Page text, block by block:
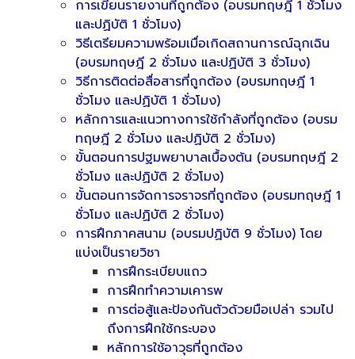
การเขียนรายงานที่ถูกต้อง (อบรมทฤษฎี 1 ชั่วโมง
และปฏิบัติ 1 ชั่วโมง)
วิธีเตรียมความพร้อมเมื่อเกิดสถานการณ์ฉุกเฉิน
(อบรมทฤษฎี 2 ชั่วโมง และปฏิบัติ 3 ชั่วโมง)
วิธีการติดต่อสื่อสารที่ถูกต้อง (อบรมทฤษฎี 1
ชั่วโมง และปฏิบัติ 1 ชั่วโมง)
หลักการและแนวทางการใช้กำลังที่ถูกต้อง (อบรม
ทฤษฎี 2 ชั่วโมง และปฏิบัติ 2 ชั่วโมง)
ขั้นตอนการปฐมพยาบาลเบื้องต้น (อบรมทฤษฎี 2
ชั่วโมง และปฏิบัติ 2 ชั่วโมง)
ขั้นตอนการจัดการจราจรที่ถูกต้อง (อบรมทฤษฎี 1
ชั่วโมง และปฏิบัติ 2 ชั่วโมง)
การฝึกภาคสนาม (อบรมปฏิบัติ 9 ชั่วโมง) โดย
แบ่งเป็นรายวิชา
การฝึกระเบียบแถว
การฝึกทำความเคารพ
การต่อสู้และป้องกันตัวด้วยมือเปล่า รวมไป
ถึงการฝึกใช้กระบอง
หลักการใช้อาวุธที่ถูกต้อง